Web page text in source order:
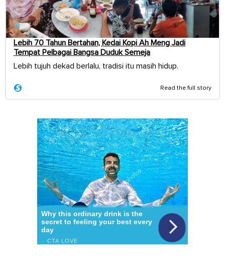
Lebih 70 Tahun Bertahan, Kedai Kopi Ah Meng Jadi
Tempat Pelbagai Bangsa Duduk Semeja
Lebih tujuh dekad berlalu, tradisi itu masih hidup.
Read the full story